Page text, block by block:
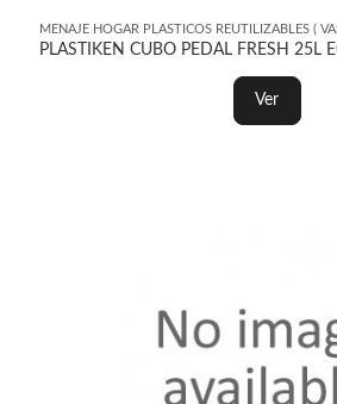
MENAJE HOGAR PLASTICOS REUTILIZABLES (
PLASTIKEN CUBO PEDAL FRESH 25L
Ver